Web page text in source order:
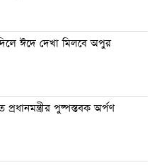
ঈদে দেখা মিলবে অপুর
প্রধানমন্ত্রীর পুষ্পস্তবক অর্পণ